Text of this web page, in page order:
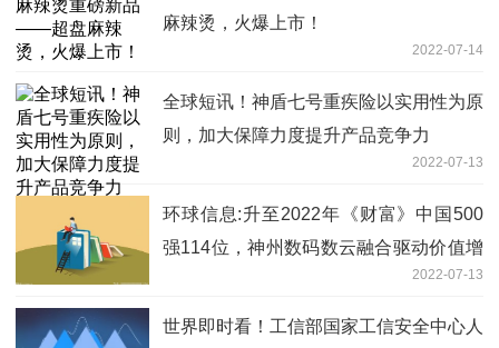
麻辣烫，火爆上市！
2022-07-14
全球短讯！神盾七号重疾险以实用性为原
则，加大保障力度提升产品竞争力
2022-07-13
环球信息:升至2022年《财富》中国500
强114位，神州数码数云融合驱动价值增
2022-07-13
世界即时看！工信部国家工信安全中心人